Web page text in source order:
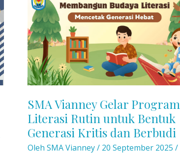
Sekolah
Vianney
&
Launching
Cambridge
Curriculum
for
Vianney
SMA Vianney Gelar Program
Literasi Rutin untuk Bentuk
Generasi Kritis dan Berbudi
Oleh SMA Vianney/ 20 September 2025 /